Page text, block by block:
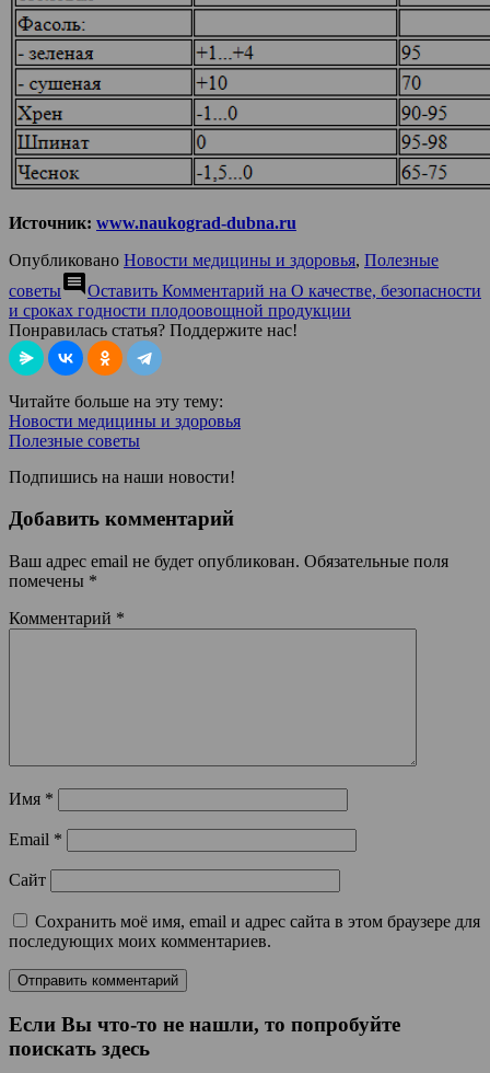
Источник: www.naukograd-dubna.ru
Опубликовано Новости медицины и здоровья, Полезные
советыcomment Оставить Комментарий на О качестве, безопасности
и сроках годности плодоовощной продукции
Понравилась статья? Поддержите нас!
Читайте больше на эту тему:
Новости медицины и здоровья
Полезные советы
Подпишись на наши новости!
Добавить комментарий
Ваш адрес email не будет опубликован. Обязательные поля
помечены *
Комментарий *
Имя *
Email *
Сайт
Сохранить моё имя, email и адрес сайта в этом браузере для
последующих моих комментариев.
Если Вы что-то не нашли, то попробуйте
поискать здесь